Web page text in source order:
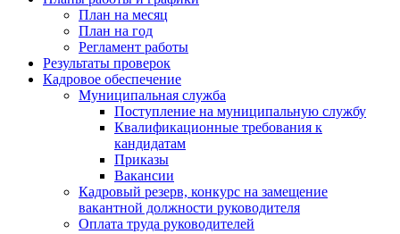
План на месяц
План на год
Регламент работы
Результаты проверок
Кадровое обеспечение
Муниципальная служба
Поступление на муниципальную службу
Квалификационные требования к
кандидатам
Приказы
Вакансии
Кадровый резерв, конкурс на замещение
вакантной должности руководителя
Оплата труда руководителей